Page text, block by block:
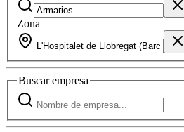
Zona
Buscarempresa